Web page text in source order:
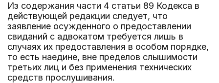
Из содержания части 4 статьи 89 Кодекса в
действующей редакции следует, что
заявление осужденного о предоставлении
свиданий с адвокатом требуется лишь в
случаях их предоставления в особом порядке,
то есть наедине, вне пределов слышимости
третьих лиц и без применения технических
средств прослушивания.